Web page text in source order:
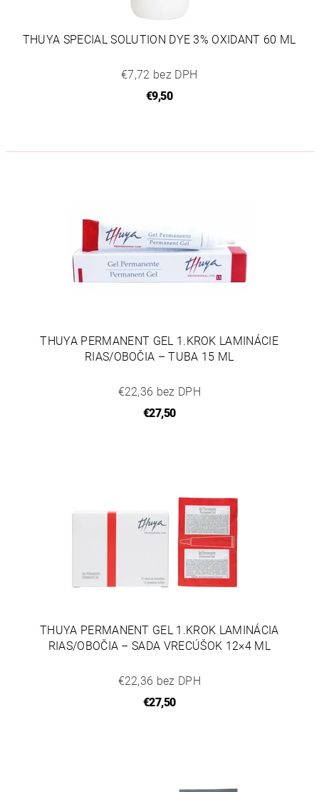
THUYA SPECIAL SOLUTION DYE 3% OXIDANT 60 ML
€7,72 bez DPH
€9,50
THUYA PERMANENT GEL 1.KROK LAMINÁCIE
RIAS/OBOČIA – TUBA 15 ML
€22,36 bez DPH
€27,50
THUYA PERMANENT GEL 1.KROK LAMINÁCIA
RIAS/OBOČIA – SADA VRECÚŠOK 12×4 ML
€22,36 bez DPH
€27,50